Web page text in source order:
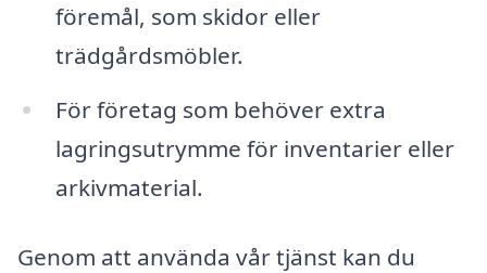
föremål, som skidor eller
trädgårdsmöbler.
För företag som behöver extra
lagringsutrymme för inventarier eller
arkivmaterial.
Genom att använda vår tjänst kan du